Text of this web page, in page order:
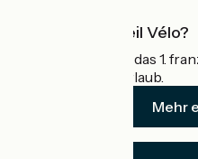
Was ist Accueil Vélo?
Accueil Vélo ist das 1.
Radfahrer im Urlaub.
Mehr